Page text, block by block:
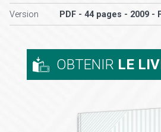
Version PDF - 44 pages - 2009 -
OBTENIR LE